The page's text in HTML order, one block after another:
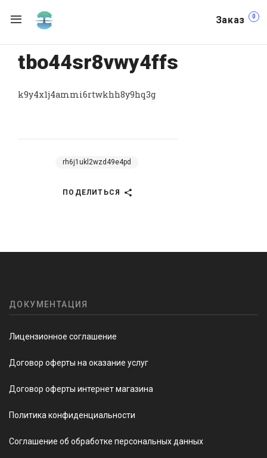
Заказ 0
tbo44sr8vwy4ffs
k9y4x1j4ammi6rtwkhh8y9hq3g
rh6j1ukl2wzd49e4pd
ПОДЕЛИТЬСЯ
ДОКУМЕНТАЦИЯ
Лицензионное соглашение
Договор оферты на оказание услуг
Договор оферты интернет магазина
Политика конфиденциальности
Соглашение об обработке персональных данных